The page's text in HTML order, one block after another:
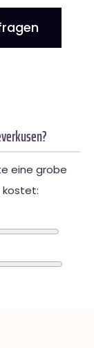
eine grobe
kostet: